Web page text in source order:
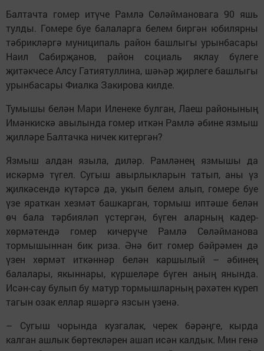
Балтачта гомер итүче Рамлә Сөләймановага 90 яшь
тулды. Гомере буе балаларга белем биргән юбилярны
тәбрикләргә муниципаль район башлыгы урынбасары
Наил Сабирҗанов, район социаль яклау бүлеге
җитәкчесе Алсу Гатиятуллина, шәһәр җирлеге башлыгы
урынбасары Фиалка Закирова килде.
Тумышы белән Мари Иленеке булган, Лаеш районының
Имәнкискә авылында гомер иткән Рамлә әбине язмыш
җилләре Балтачка ничек китергән?
Язмыш алдан языла, диләр. Рамләнең язмышы да
искәрмә түгел. Сугыш авырлыкларын татып, аны үз
җилкәсендә күтәрсә дә, укып белем алып, гомере буе
үзе яраткан хезмәт башкарган, тормыш иптәше белән
өч бала тәрбияләп үстергән, бүген аларның кадер-
хөрмәтендә гомер кичерүче Рамлә Сөләйманова
тормышыннан бик риза. Әнә бит гомер бәйрәмен дә
үзен хөрмәт иткәннәр белән каршылый – әбинең
балалары, якыннары, күршеләре бүген аның янында.
Исән-сау булып бу матур тормышларның рәхәтен күреп
тагын озак еллар яшәргә язсын үзенә.
– Сугыш чорында кузгалак, черек бәрәңге, кырда
калган ашлык бөртекләрен ашап исән калдык. Мин генә